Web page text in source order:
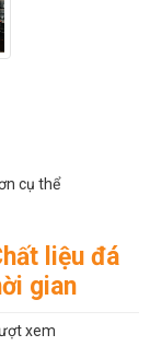
cụ thể
liệu đá
gian
xem